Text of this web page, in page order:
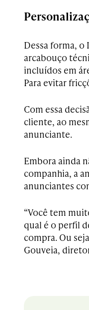
Dessa forma, o
arcabouço
incluídos em
Para evitar
Com essa
cliente, ao
anunciante.
Embora ainda
companhia, a
anunciantes
“Você tem
qual é o perfil
compra. Ou
Gouveia,